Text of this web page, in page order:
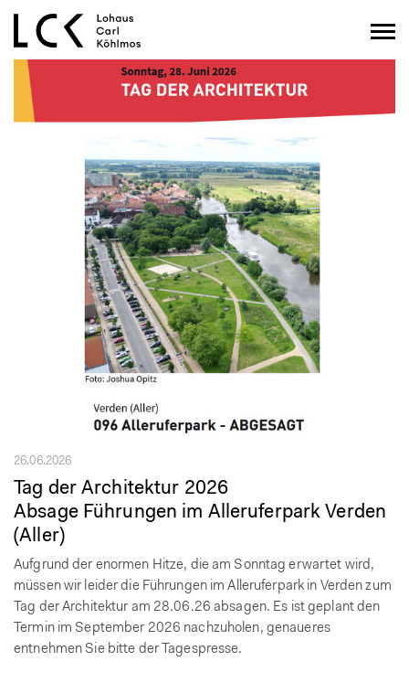
26.06.2026
Tag der Architektur 2026
Absage Führungen im Alleruferpark Verden
(Aller)
Aufgrund der enormen Hitze, die am Sonntag erwartet wird,
müssen wir leider die Führungen im Alleruferpark in Verden zum
Tag der Architektur am 28.06.26 absagen. Es ist geplant den
Termin im September 2026 nachzuholen, genaueres
entnehmen Sie bitte der Tagespresse.